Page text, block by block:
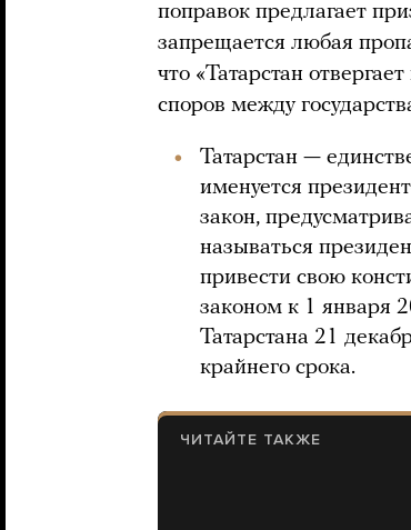
поправок предлагает
запрещается любая
что «Татарстан
споров между
Татарстан —
именуется
закон,
называться
привести свою
законом к 1 января
Татарстана 21
крайнего срока.
ЧИТАЙТЕ ТАКЖЕ